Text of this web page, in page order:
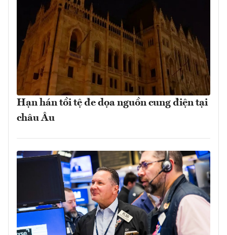
Hạn hán tồi tệ đe dọa nguồn cung điện tại
châu Âu